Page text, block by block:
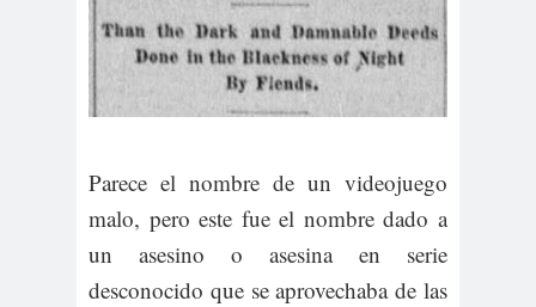
Parece el nombre de un videojuego
malo, pero este fue el nombre dado a
un asesino o asesina en serie
desconocido que se aprovechaba de las